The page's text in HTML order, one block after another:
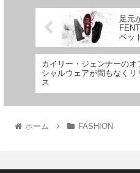
足元
ベッ
カイリー・ジェンナーのオ
シャルウェアが間もなくリ
ス
ホーム FASHION